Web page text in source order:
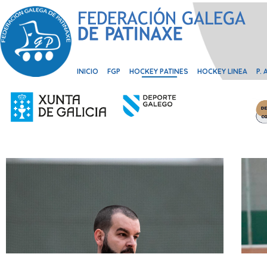
INICIO FGP HOCKEY PATINES HOCKEY LINEA P.